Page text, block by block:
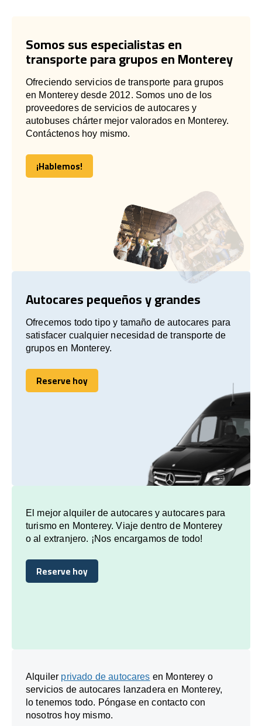
Somos sus especialistas en
transporte para grupos en Monterey
Ofreciendo servicios de transporte para grupos
en Monterey desde 2012. Somos uno de los
proveedores de servicios de autocares y
autobuses chárter mejor valorados en Monterey.
Contáctenos hoy mismo.
¡Hablemos!
¡Hablemos!
Autocares pequeños y grandes
Ofrecemos todo tipo y tamaño de autocares para
satisfacer cualquier necesidad de transporte de
grupos en Monterey.
Reserve hoy
Reserve hoy
El mejor alquiler de autocares y autocares para
turismo en Monterey. Viaje dentro de Monterey
o al extranjero. ¡Nos encargamos de todo!
Reserve hoy
Reserve hoy
Alquiler privado de autocares en Monterey o
servicios de autocares lanzadera en Monterey,
lo tenemos todo. Póngase en contacto con
nosotros hoy mismo.